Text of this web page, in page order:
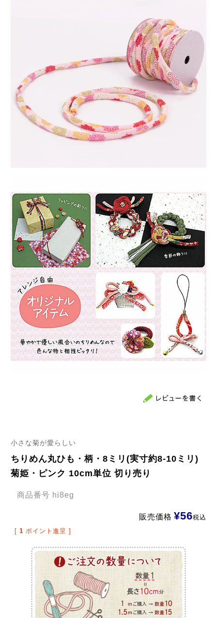
小さな菊が愛らしい
ちりめん丸ひも・柄・8ミリ(実寸約8-10ミリ)
菊姫・ピンク 10cm単位 切り売り
商品番号 hi8eg
販売価格 ¥56税込
[ 1 ポイント進呈 ]